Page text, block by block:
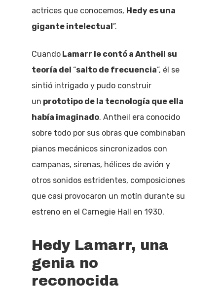
actrices que conocemos, Hedy es una
gigante intelectual”.
Cuando Lamarr le contó a Antheil su
teoría del “salto de frecuencia”, él se
sintió intrigado y pudo construir
un prototipo de la tecnología que ella
había imaginado. Antheil era conocido
sobre todo por sus obras que combinaban
pianos mecánicos sincronizados con
campanas, sirenas, hélices de avión y
otros sonidos estridentes, composiciones
que casi provocaron un motín durante su
estreno en el Carnegie Hall en 1930.
Hedy Lamarr, una
genia no
reconocida